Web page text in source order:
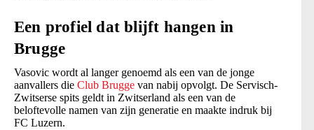
Een profiel dat blijft hangen in
Brugge
Vasovic wordt al langer genoemd als een van de jonge
aanvallers die Club Brugge van nabij opvolgt. De Servisch-
Zwitserse spits geldt in Zwitserland als een van de
beloftevolle namen van zijn generatie en maakte indruk bij
FC Luzern.